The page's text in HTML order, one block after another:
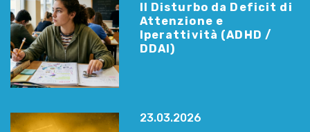
Il Disturbo da Deficit di
Attenzione e
Iperattività (ADHD /
DDAI)
23.03.2026